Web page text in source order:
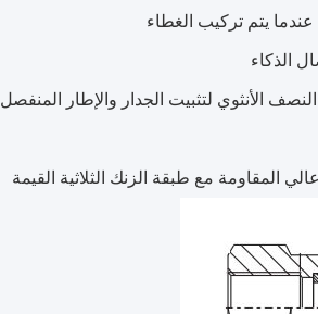
يتم تركيب الغطاء
الأنثوي لتثبيت الجدار والإطار المنفصل
المقاومة مع طبقة الزنك الثلاثية القيمة